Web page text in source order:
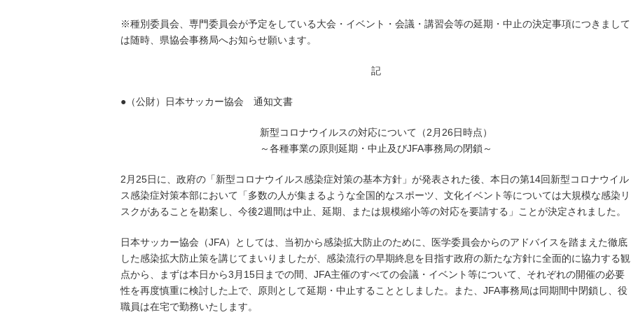
※種別委員会、専門委員会が予定をしている大会・イベント・会議・講習会等の延期・中止の決定事項につきまして
は随時、県協会事務局へお知らせ願います。
記
●（公財）日本サッカー協会 通知文書
新型コロナウイルスの対応について（2月26日時点）
～各種事業の原則延期・中止及びJFA事務局の閉鎖～
2月25日に、政府の「新型コロナウイルス感染症対策の基本方針」が発表された後、本日の第14回新型コロナウイル
ス感染症対策本部において「多数の人が集まるような全国的なスポーツ、文化イベント等については大規模な感染リ
スクがあることを勘案し、今後2週間は中止、延期、または規模縮小等の対応を要請する」ことが決定されました。
日本サッカー協会（JFA）としては、当初から感染拡大防止のために、医学委員会からのアドバイスを踏まえた徹底
した感染拡大防止策を講じてまいりましたが、感染流行の早期終息を目指す政府の新たな方針に全面的に協力する観
点から、まずは本日から3月15日までの間、JFA主催のすべての会議・イベント等について、それぞれの開催の必要
性を再度慎重に検討した上で、原則として延期・中止することとしました。また、JFA事務局は同期間中閉鎖し、役
職員は在宅で勤務いたします。